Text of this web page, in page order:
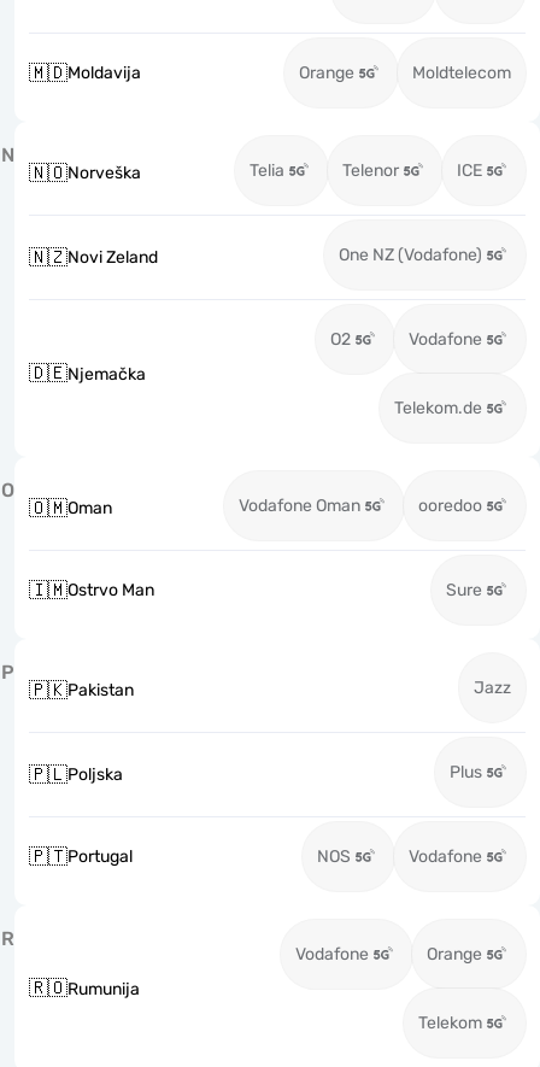
🇲🇩Moldavija Orange Moldtelecom
N
🇳🇴Norveška Telia Telenor ICE
🇳🇿Novi Zeland One NZ (Vodafone)
🇩🇪Njemačka
O2 Vodafone
Telekom.de
O
🇴🇲Oman Vodafone Oman ooredoo
🇮🇲Ostrvo Man Sure
P
🇵🇰Pakistan Jazz
🇵🇱Poljska Plus
🇵🇹Portugal NOS Vodafone
R
🇷🇴Rumunija
Vodafone Orange
Telekom